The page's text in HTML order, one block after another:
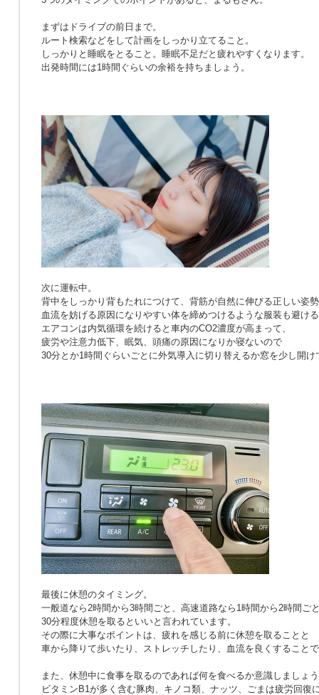
まずはドライブの前日まで。
ルート検索などをして計画をしっかり立てること。
しっかりと睡眠をとること。睡眠不足だと疲れやすくなります。
出発時間には1時間ぐらいの余裕を持ちましょう。
次に運転中。
背中をしっかり背もたれにつけて、背筋が自然に伸びる正しい姿
血流を妨げる原因になりやすい体を締めつけるような服装も避け
エアコンは内気循環を続けると車内のCO2濃度が高まって、
疲労や注意力低下、眠気、頭痛の原因になりか寝ないので
30分とか1時間ぐらいごとに外気導入に切り替えるか窓を少し開け
最後に休憩のタイミング。
一般道なら2時間から3時間ごと、高速道路なら1時間から2時間ご
30分程度休憩を取るといいと言われています。
その際に大事なポイントは、疲れを感じる前に休憩を取ることと
車から降りて歩いたり、ストレッチしたり、血流を良くすること
また、休憩中に食事を取るのであれば何を食べるか意識しましょ
ビタミンB1が多く含む豚肉、キノコ類、ナッツ、ごまは疲労回復